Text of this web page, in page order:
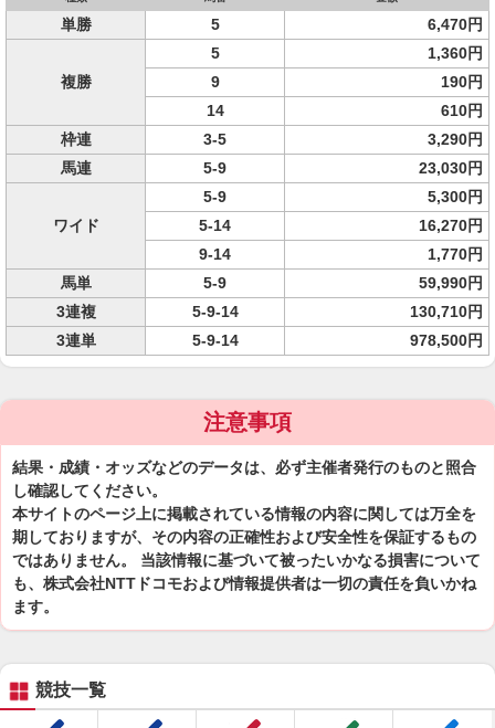
単勝 5 6,470円
複勝
5
1,360円
9
190円
14
610円
枠連
3-5
3,290円
馬連
5-9 23,030円
ワイド
5-9
5,300円
5-14
16,270円
9-14
1,770円
馬単
5-9
59,990円
3連複
5-9-14
130,710円
3連単
5-9-14 978,500円
注意事項
結果・成績・オッズなどのデータは、必ず主催者発行のものと照合
し確認してください。
本サイトのページ上に掲載されている情報の内容に関しては万全を
期しておりますが、その内容の正確性および安全性を保証するもの
ではありません。 当該情報に基づいて被ったいかなる損害について
も、株式会社NTTドコモおよび情報提供者は一切の責任を負いかね
ます。
競技一覧